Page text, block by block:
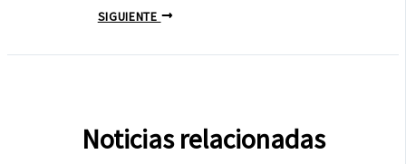
SIGUIENTE
Noticias relacionadas